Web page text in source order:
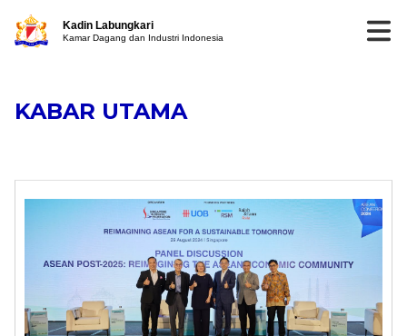
Kadin Labungkari
Kamar Dagang dan Industri Indonesia
KABAR UTAMA